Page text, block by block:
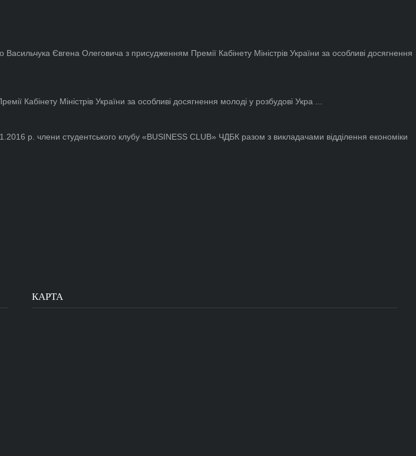
Васильчука Євгена Олеговича з присудженням Премії Кабінету Міністрів України за особливі досягнення
Кабінету Міністрів України за особливі досягнення молоді у розбудові Укра ...
р. члени студентського клубу «BUSINESS CLUB» ЧДБК разом з викладачами відділення економіки
КАРТА